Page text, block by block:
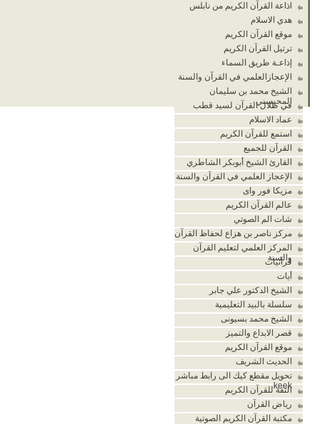
اذاعة القرآن الكريم من نابلس
هدي الاسلام
موقع القرآن الكريم
ترتيل القرآن الكريم
إذاعـة طريق السماء
الإعجازالعلمي في القرآن والسنة
الشيخ محمد بن سليمان
المحيسني
في ظلال القرآن لسيد قطب
عماد الاسلام
استمع للقرآن الكريم
القرآن للجميع
القارئ الشيخ أبوبكر الشاطري
الإعجاز العلمي في القرآن والسنة
مزيكا فور واى
عالم القرآن الكريم
شات الم الصوتي
مركز ناصر بن هزاع لحفاظ القرآن
المركز العلمي لتعليم القرآن
والسنة
قرآنيات
أيات
الشيخ الدكتور علي جابر
سلسلة بالبيد التعليمية
الشيخ محمد بسيونى
قصر الابداع والتميز
موقع القرآن الكريم
الحديث الشريف
تحويل مقطع كيك الى رابط مباشر
keek
الثقة للقرآن الكريم
رياض القرآن
مكتبة القرآن الكريم الصوتية